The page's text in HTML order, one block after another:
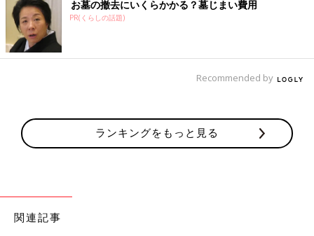
お墓の撤去にいくらかかる？墓じまい費用
PR(くらしの話題)
Recommended by
ランキングをもっと見る
関連記事